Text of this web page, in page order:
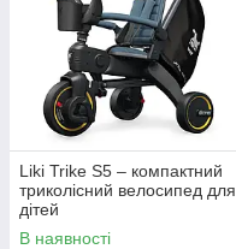
Liki Trike S5 – компактний
триколісний велосипед для
дітей
В наявності